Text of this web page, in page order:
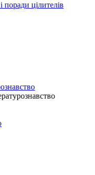
поради цілителів